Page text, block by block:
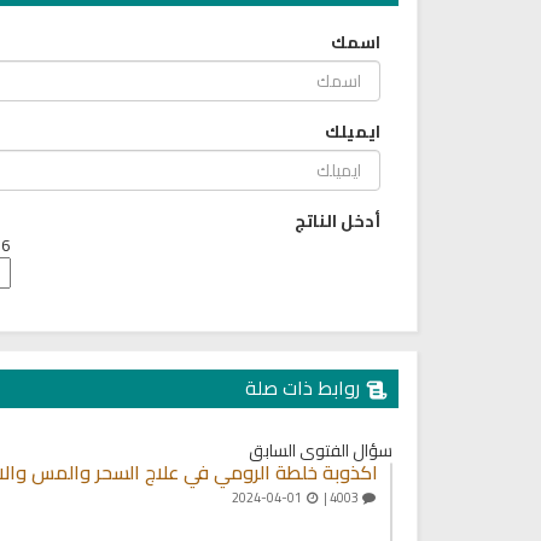
اسمك
ايميلك
أدخل الناتج
6 + 2 =
روابط ذات صلة
سؤال الفتوى السابق
اكذوبة خلطة الرومي في علاج السحر والمس